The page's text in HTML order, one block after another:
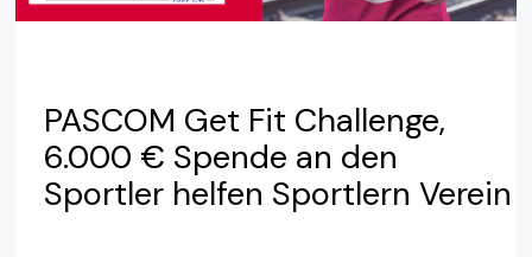
PASCOM Get Fit Challenge,
6.000 € Spende an den
Sportler helfen Sportlern Verein